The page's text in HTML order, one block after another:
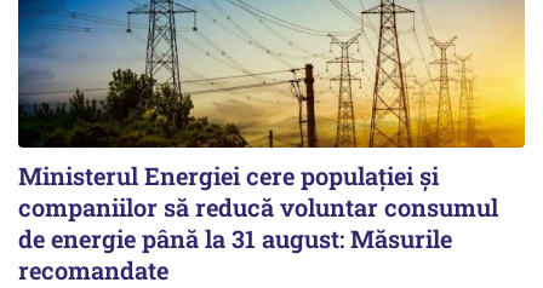
Ministerul Energiei cere populației și
companiilor să reducă voluntar consumul
de energie până la 31 august: Măsurile
recomandate